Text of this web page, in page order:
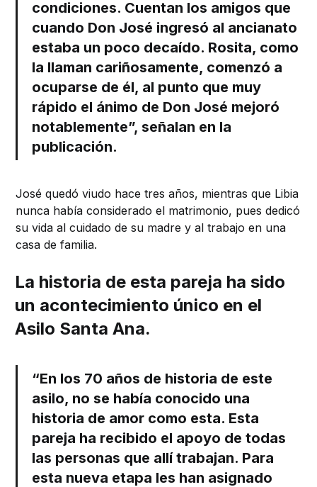
condiciones. Cuentan los amigos que
cuando Don José ingresó al ancianato
estaba un poco decaído. Rosita, como
la llaman cariñosamente, comenzó a
ocuparse de él, al punto que muy
rápido el ánimo de Don José mejoró
notablemente”, señalan en la
publicación.
José quedó viudo hace tres años, mientras que Libia
nunca había considerado el matrimonio, pues dedicó
su vida al cuidado de su madre y al trabajo en una
casa de familia.
La historia de esta pareja ha sido
un acontecimiento único en el
Asilo Santa Ana.
“En los 70 años de historia de este
asilo, no se había conocido una
historia de amor como esta. Esta
pareja ha recibido el apoyo de todas
las personas que allí trabajan. Para
esta nueva etapa les han asignado